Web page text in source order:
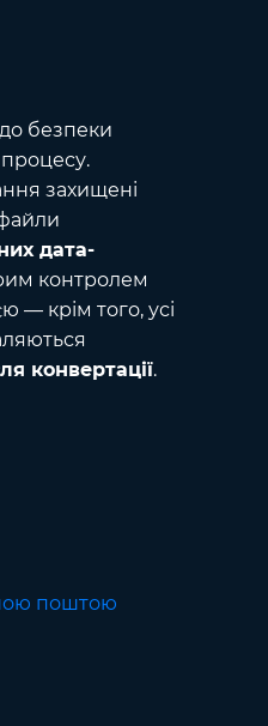
безпеки
захищені
дата-
контролем
— крім того, усі
конвертації.
поштою